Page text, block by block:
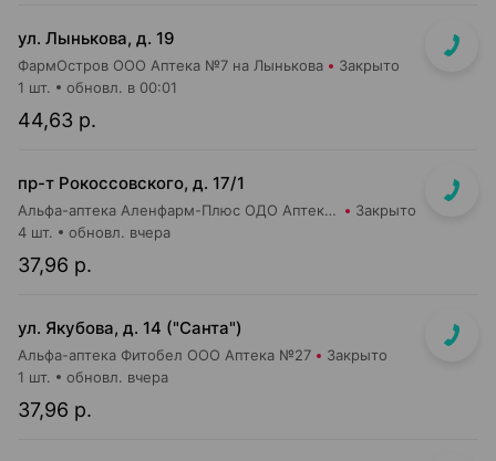
ул. Лынькова, д. 19
ФармОстров ООО Аптека №7 на Лынькова Закрыто
44,63 р.
1 шт. обновл. в 00:01
пр-т Рокоссовского, д. 17/1
Альфа-аптека Аленфарм-Плюс ОДО Аптека №1 Закрыто
37,96 р.
4 шт. обновл. вчера
ул. Якубова, д. 14 ("Санта")
Альфа-аптека Фитобел ООО Аптека №27 Закрыто
37,96 р.
1 шт. обновл. вчера